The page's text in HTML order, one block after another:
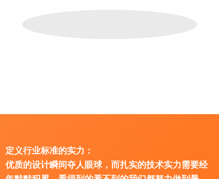
定义行业标准的实力：
优质的设计瞬间夺人眼球，而扎实的技术实力需要经